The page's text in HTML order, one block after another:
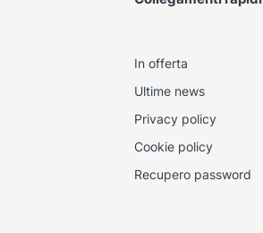
In offerta
Ultime news
Privacy policy
Cookie policy
Recupero password